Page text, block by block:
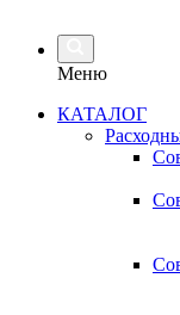
Меню
КАТАЛОГ